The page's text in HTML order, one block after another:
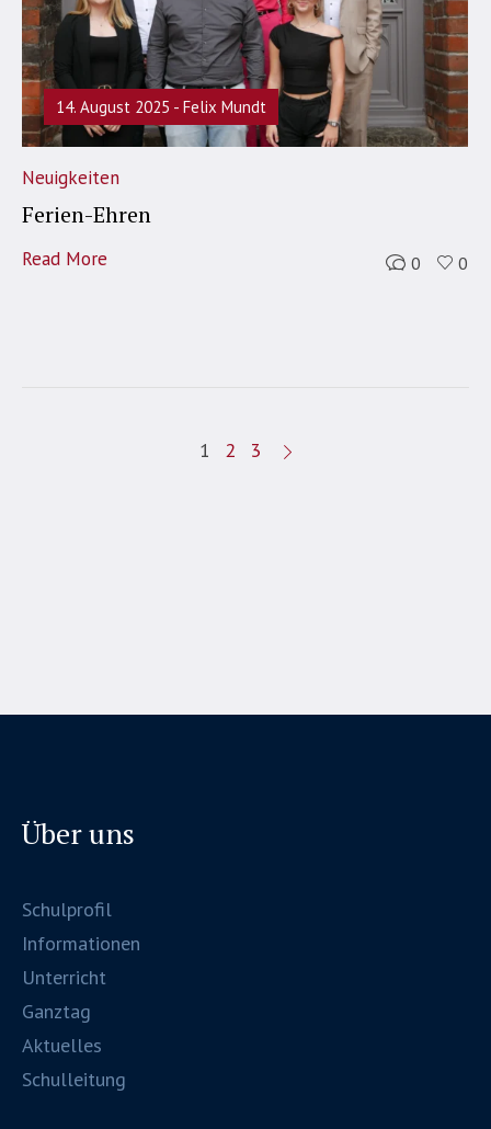
14. August 2025 Felix Mundt
Neuigkeiten
Ferien-Ehren
Read More 0 0
1 2 3
Über uns
Schulprofil
Informationen
Unterricht
Ganztag
Aktuelles
Schulleitung